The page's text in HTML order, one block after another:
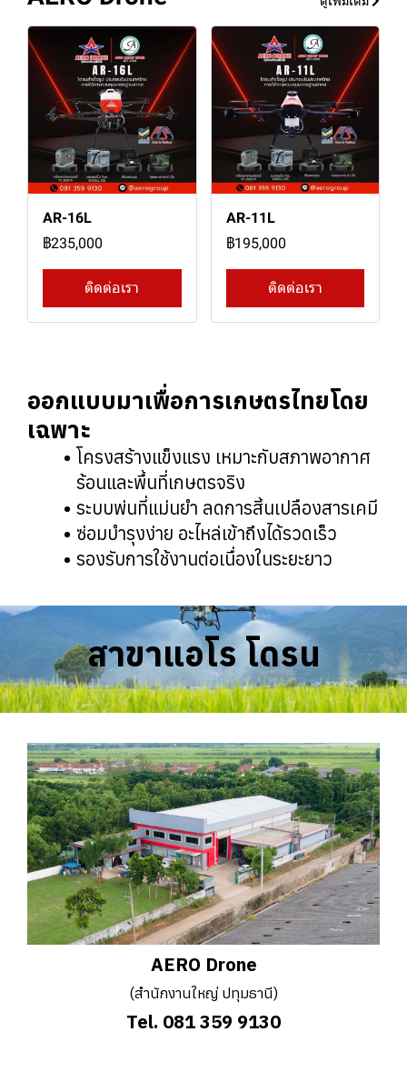
AR-16L
฿235,000
ติดต่อเรา
AR-11L
฿195,000
ติดต่อเรา
ออกแบบมาเพื่อการเกษตรไทยโดย
เฉพาะ
โครงสร้างแข็งแรง เหมาะกับสภาพอากาศ
ร้อนและพื้นที่เกษตรจริง
ระบบพ่นที่แม่นยำ ลดการสิ้นเปลืองสารเคมี
ซ่อมบำรุงง่าย อะไหล่เข้าถึงได้รวดเร็ว
รองรับการใช้งานต่อเนื่องในระยะยาว
สาขาแอโร โดรน
AERO Drone
(สำนักงานใหญ่ ปทุมธานี)
Tel. 081 359 9130